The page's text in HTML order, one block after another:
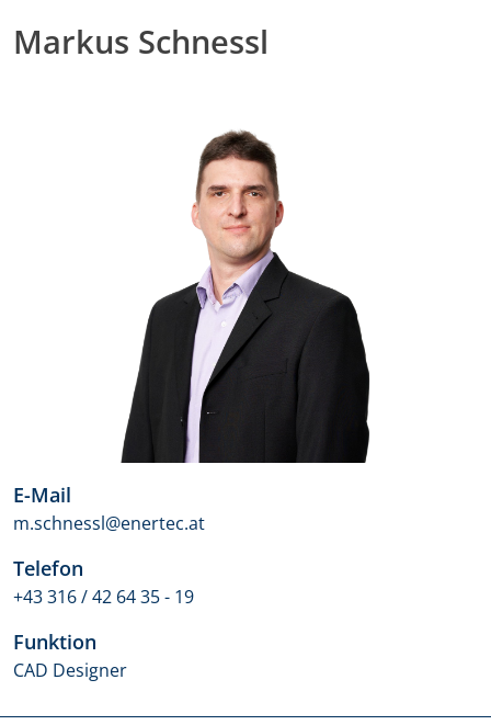
Markus Schnessl
E-Mail
m.schnessl@enertec.at
Telefon
+43 316 / 42 64 35 - 19
Funktion
CAD Designer